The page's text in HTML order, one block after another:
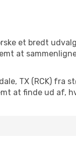
et bredt
at
TX (RCK) fra
at finde ud af,